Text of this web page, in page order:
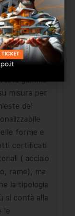
pochi anni
l’azienda
grande
con 5
piena
gamma
misura per
del
forme e
certificati
( acciaio
rame), ma
la tipologia
si confà alla
le